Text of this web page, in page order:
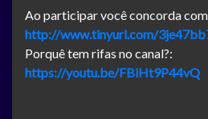
Ao participar você concorda
http://www.tinyurl.com/
Porquê tem rifas no canal?:
https://youtu.be/FBiHt9P44vQ